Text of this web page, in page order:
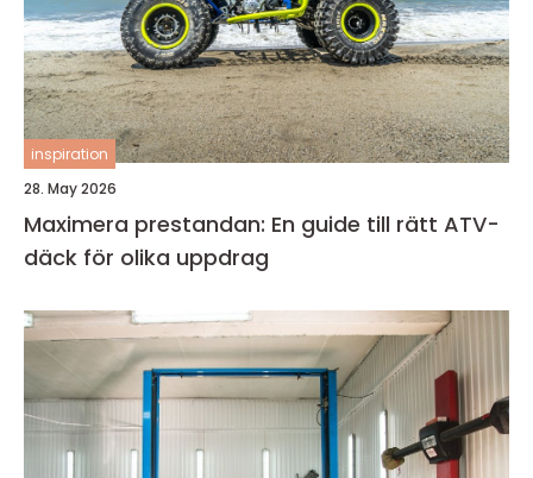
inspiration
28. May 2026
Maximera prestandan: En guide till rätt ATV-
däck för olika uppdrag